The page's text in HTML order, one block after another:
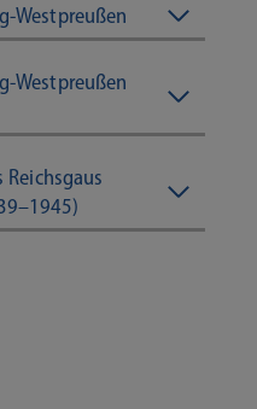
Westpreußen
Westpreußen